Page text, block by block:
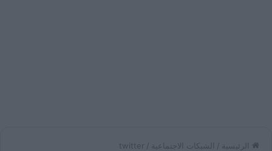
الرئيسية / الشبكات الاجتماعية /
twitter